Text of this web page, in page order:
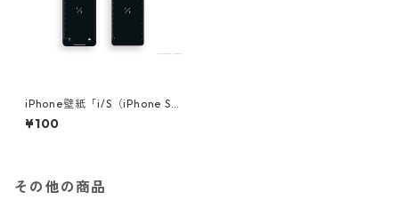
iPhone壁紙「i/S（iPhone Sc
ale）ver.Black」
¥100
その他の商品